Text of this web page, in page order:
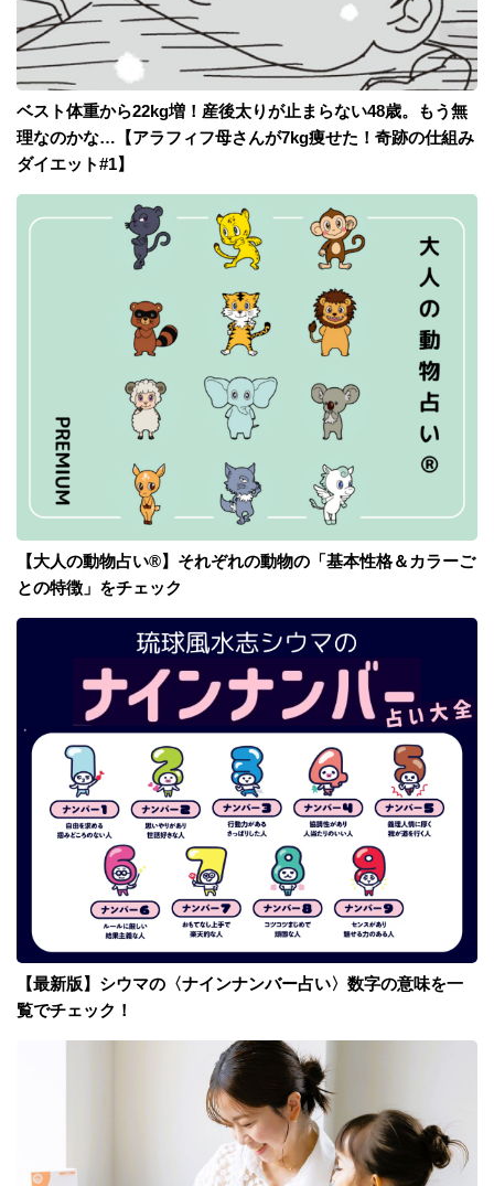
ベスト体重から22kg増！産後太りが止まらない48歳。もう無
理なのかな…【アラフィフ母さんが7kg痩せた！奇跡の仕組み
ダイエット#1】
【大人の動物占い®】それぞれの動物の「基本性格＆カラーご
との特徴」をチェック
【最新版】シウマの〈ナインナンバー占い〉数字の意味を一
覧でチェック！